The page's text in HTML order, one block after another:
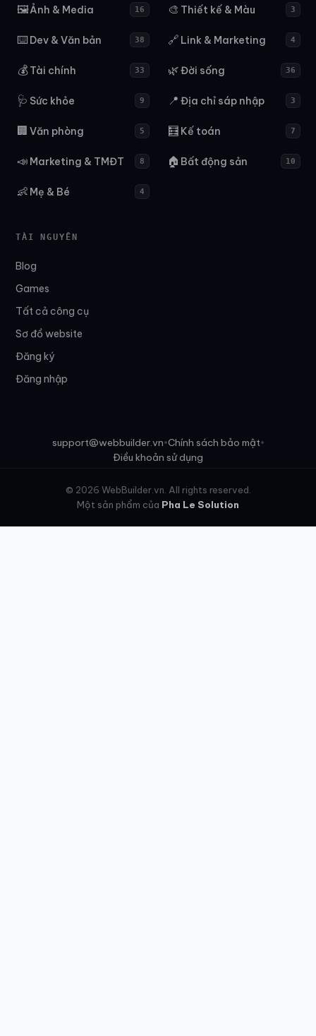
🖼️Ảnh & Media 16 🎨 Thiết kế & Màu 3
⌨️ Dev & Văn bản 38 🔗 Link & Marketing 4
💰Tài chính 33 🌿Đời sống 36
🩺 Sức khỏe 9 📍 Địa chỉ sáp nhập 3
🏢 Văn phòng 5 🧮 Kế toán 7
📣 Marketing & TMĐT 8 🏠 Bất động sản 10
👶 Mẹ & Bé 4
TÀI NGUYÊN
Blog
Games
Tất cả công cụ
Sơ đồ website
Đăng ký
Đăng nhập
support@webbuilder.vn•Chính sách bảo mật•
Điều khoản sử dụng
© 2026 WebBuilder.vn. All rights reserved.
Một sản phẩm của Pha Le Solution